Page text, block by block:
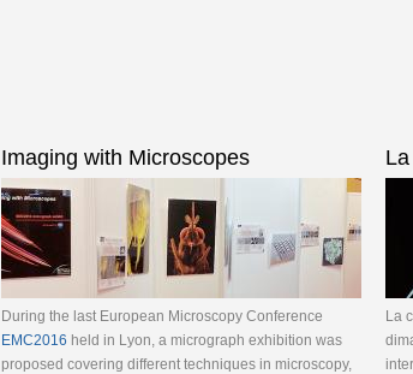
Imaging with Microscopes
During the last European Microscopy Conference
EMC2016 held in Lyon, a micrograph exhibition was
proposed covering different techniques in microscopy,
La